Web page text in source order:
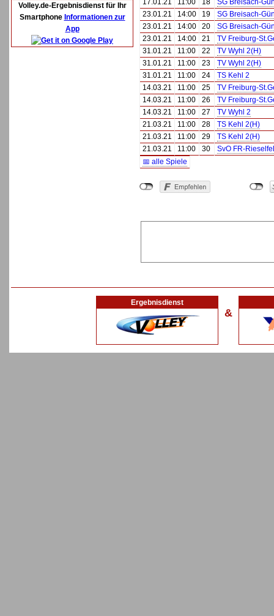
Volley.de-Ergebnisdienst für Ihr
Smartphone Informationen zur
App
17.01.21
11:00 18
SG Breisach-
23.01.21
14:00 19
SG Breisach-
23.01.21
14:00 20
SG Breisach-
23.01.21
14:00 21
TV Freiburg-
31.01.21
11:00 22
TV Wyhl 2(H)
31.01.21
11:00 23
TV Wyhl 2(H)
31.01.21
11:00 24
TS Kehl 2
14.03.21
11:00 25
TV Freiburg-
14.03.21
11:00 26
TV Freiburg-
14.03.21
11:00 27
TV Wyhl 2
21.03.21
11:00 28
TS Kehl 2(H)
21.03.21
11:00 29
TS Kehl 2(H)
21.03.21
11:00 30
SvO FR-
📅 alle Spiele
Ergebnisdienst
&